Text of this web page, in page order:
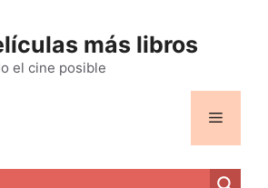
más libros
el cine posible
Menú